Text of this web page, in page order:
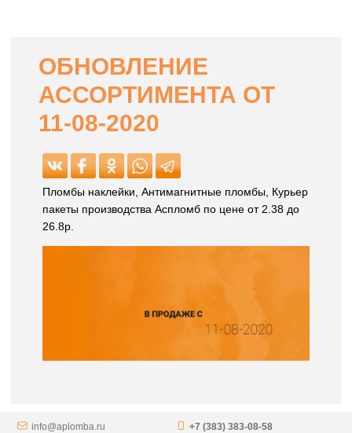
ОБНОВЛЕНИЕ
АССОРТИМЕНТА ОТ
11-08-2020
Пломбы наклейки, Антимагнитные пломбы, Курьер
пакеты производства Аспломб по цене от 2.38 до
26.8р.
info@aplomba.ru +7 (383) 383-08-58